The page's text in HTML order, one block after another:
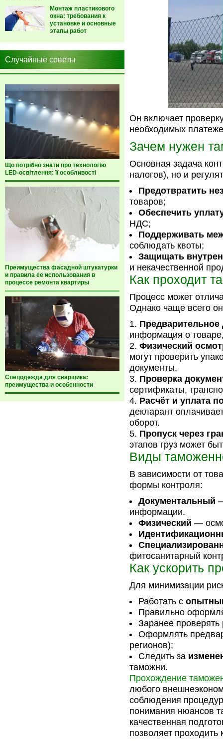
Монтаж пластикового
окна: требования к
установке и основные
этапы работ
Случайные советы
Що потрібно знати про технологію
LED-освітлення: її особливості
Преимущества фасадной штукатурки
и правила ее использования в
процессе ремонта квартиры
Спецодежда для сварщика:
преимущества и особенности
Он включает
необходимых
Зачем нужен
Основная задача
налогов), но и
Предотвратить
товаров;
Обеспечить
НДС;
Поддерживать
соблюдать квоты;
Защищать
и некачественной
Как проходит
Процесс может
Однако чаще всего
Предварительное
информация о
Физический
могут проверить
документы.
Проверка
сертификаты,
Расчёт и уплата
декларант
оборот.
Пропуск через
этапов груз может
Виды
В зависимости от
формы контроля:
Документальный
информации.
Физический —
фитосанитарный
Как ускорить
Для минимизации
Работать с
Правильно
Заранее проверять
Оформлять
регионов);
Следить за
таможни.
Прохождение
любого
соблюдения
понимания нюансов
качественная
позволяет